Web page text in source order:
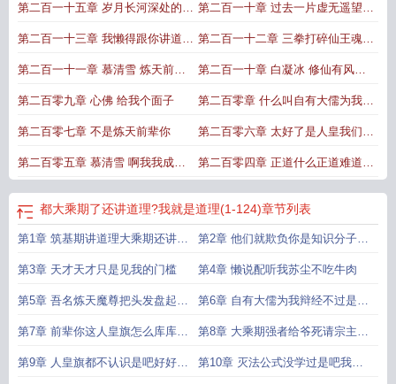
期了还讲道理?我就是道理演员表都大乘期了还讲道理?我就是道理短剧大乘的
还讲道理?我就是道理 都大乘期了还讲道理?我就是道理在线观看都大乘期了还
讲道理?我就是道理笔趣都大乘期了还讲道理?我就是道理百度百科都大乘期了
阁都大乘期了还讲道理?我就是道理在线阅读都大乘期了还讲道理?我就是道理
境界大乘后面是什么
第二百一十五章 岁月长河深处的大
荒囚天手
第二百一十章 过去一片虚无遥望未
来一片混沌
第二百一十三章 我懒得跟你讲道理
你一个心魔不配听
第二百一十二章 三拳打碎仙王魂大
姐我是老实人
第二百一十一章 慕清雪 炼天前辈
的家乡从不养闲人
第二百一十章 白凝冰 修仙有风险
吸魂需谨慎啊
第二百零九章 心佛 给我个面子 第二百零章 什么叫自有大儒为我辩
经
第二百零七章 不是炼天前辈你 第二百零六章 太好了是人皇我们有
救了
第二百零五章 慕清雪 啊我我成人
皇了
第二百零四章 正道什么正道难道不
是谁的实力强谁才是正道懂逝嗷
都大乘期了还讲道理?我就是道理(1-124)章节列表
第1章 筑基期讲道理大乘期还讲道
理那不
第2章 他们就欺负你是知识分子吃
我一记大
第3章 天才天才只是见我的门槛 第4章 懒说配听我苏尘不吃牛肉
第5章 吾名炼天魔尊把头发盘起来
我让
第6章 自有大儒为我辩经不过是些
许风霜罢
第7章 前辈你这人皇旗怎么库库冒
黑烟啊
第8章 大乘期强者给爷死请宗主入
我人皇
第9章 人皇旗都不认识是吧好好好 第10章 灭法公式没学过是吧我这